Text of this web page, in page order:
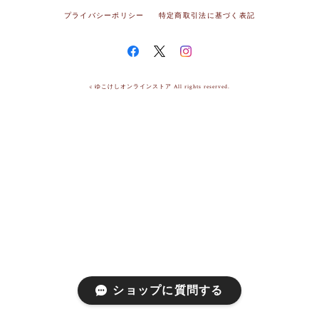
プライバシーポリシー 特定商取引法に基づく表記
c ゆこけしオンラインストア All rights reserved.
ショップに質問する